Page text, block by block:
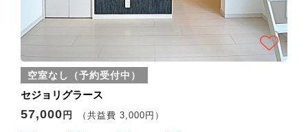
空室なし（予約受付中）
セジョリグラース
57,000 円 （共益費 3,000円）